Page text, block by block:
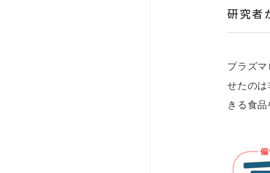
研究者
プラズ
せたの
きる食